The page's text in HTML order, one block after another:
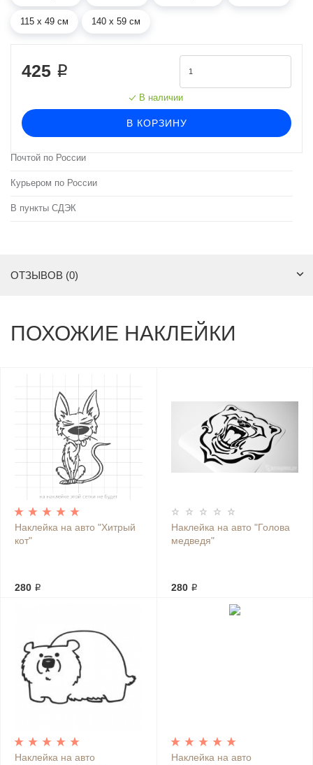
115 х 49 см 140 х 59 см
425 ₽
В наличии
В КОРЗИНУ
Почтой по России
Курьером по России
В пункты СДЭК
ОТЗЫВОВ (0)
ПОХОЖИЕ НАКЛЕЙКИ
Наклейка на авто "Хитрый
кот"
280 ₽
Наклейка на авто "Голова
медведя"
280 ₽
Наклейка на авто
Наклейка на авто